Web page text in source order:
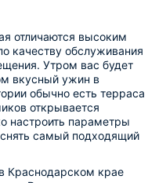
отличаются высоким
качеству обслуживания
Утром вас будет
вкусный ужин в
обычно есть терраса
открывается
настроить параметры
самый подходящий
Краснодарском крае